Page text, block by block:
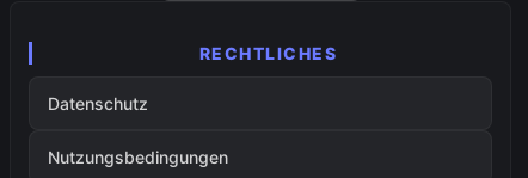
RECHTLICHES
Datenschutz
Nutzungsbedingungen